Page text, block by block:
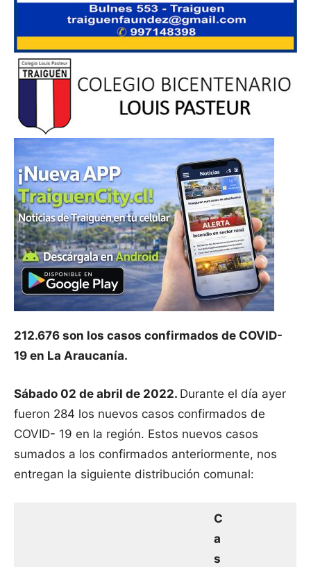
212.676 son los casos confirmados de COVID-
19 en La Araucanía.
Sábado 02 de abril de 2022. Durante el día ayer
fueron 284 los nuevos casos confirmados de
COVID- 19 en la región. Estos nuevos casos
sumados a los confirmados anteriormente, nos
entregan la siguiente distribución comunal:
C
a
s